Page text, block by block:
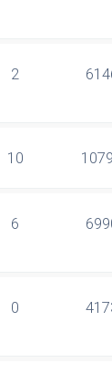
2
10
6
0